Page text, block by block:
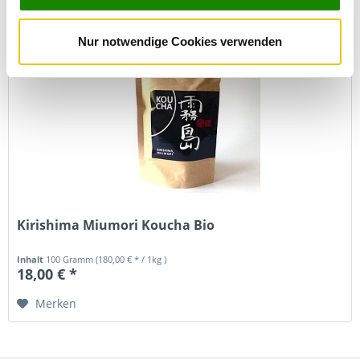
analysieren. Außerdem geben wir Informationen zu Ihrer
Verwendung unserer Website an unsere Partner für
weiteren Daten zusammen, die Sie ihnen bereitgestellt
haben oder die sie im Rahmen Ihrer Nutzung der Dienste
gesammelt haben. Sie geben Einwilligung zu unseren
Cookies, wenn Sie unsere Webseite weiterhin nutzen.
Nur notwendige Cookies verwenden
Kirishima Miumori Koucha Bio
Inhalt 100 Gramm(180,00 € * / 1kg )
18,00 € *
Merken